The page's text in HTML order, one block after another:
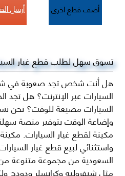
أضف قطع اخرى أرسل
تسوق سهل لطلب قطع غيار
هل أنت شخص تجد صعوبة في
السيارات عبر الإنترنت؟ هل تجد
السيارات مضيعة للوقت؟ نحن
وإضاعة الوقت بتوفير منصة
مكينة لقطع غيار السيارات.
واستثنائي لبيع قطع غيار
السعودية من مجموعة متنوعة من
مثل شيفروليه وكرايسلر ودودج